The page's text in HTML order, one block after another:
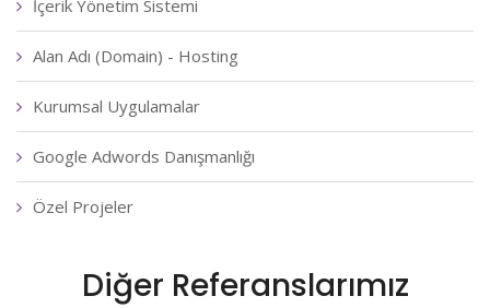
İçerik Yönetim Sistemi
Alan Adı (Domain) - Hosting
Kurumsal Uygulamalar
Google Adwords Danışmanlığı
Özel Projeler
Diğer Referanslarımız